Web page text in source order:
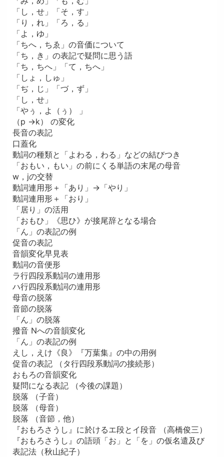
「し，せ」「そ，す」
「り，れ」「ろ，る」
「よ，ゆ」
「ちへ，ちゑ」の音価について
「ち，き」の表記で疑問に思う語
「ち，ちへ」「て，ちへ」
「しょ，しゅ」
「ぢ，じ」「づ，ず」
「し，せ」
「やぅ，よ（ぅ） 」
（p →k） の変化
長音の表記
口蓋化
動詞の種類と「よわる，わる」などの結びつき
「おもい，もい」の前にくる単語の末尾の母音
w，jの交替
動詞連用形＋「あり」→「やり」
動詞連用形＋「おり」
「居り」の活用
「おもひ」《思ひ》が接尾辞となる場合
「ん」の表記の例
促音の表記
音韻変化早見表
動詞の音便形
ラ行四段系動詞の連用形
ハ行四段系動詞の連用形
母音の脱落
音節の脱落
「ん」の脱落
撥音 Nへの音韻変化
「ん」の表記の例
えし，えけ《良》『万葉集』の中の用例
促音の表記 （タ行四段系動詞の接続形）
おもろの音韻変化
疑問になる表記 （今後の課題）
脱落 （子音）
脱落 （母音）
脱落 （音節，他）
『おもろさうし』に於けるエ段とイ段音 （高橋俊三）
『おもろさうし』の語頭「お」と「を」の仮名遣及び
表記法（秋山紀子）